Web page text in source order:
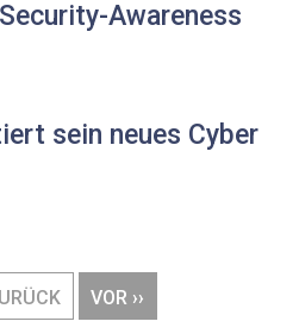
Awareness
sein neues Cyber
NÄCHSTE
SEITE
VOR ››